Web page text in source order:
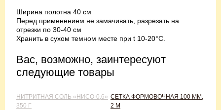
Ширина полотна 40 см
Перед применением не замачивать, разрезать на
отрезки по 30-40 см
Хранить в сухом темном месте при t 10-20°С.
Вас, возможно, заинтересуют
следующие товары
НИТРИТНАЯ СОЛЬ «НИСО-0,6»
350 Г
СЕТКА ФОРМОВОЧНАЯ 100 ММ,
2 М